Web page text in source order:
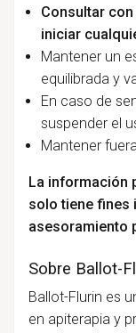
Consultar
iniciar
Mantener un
equilibrada y
En caso de
suspender el
Mantener
La información
solo tiene fines
asesoramiento
Sobre Ballot-
Ballot-Flurin es
en apiterapia y